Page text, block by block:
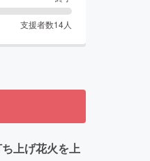
支援者数14人
上げ花火を上